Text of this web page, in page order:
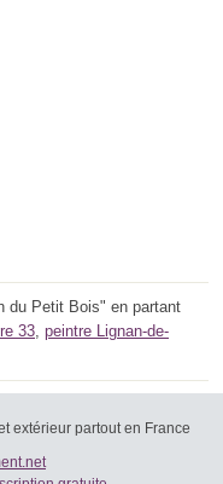
du Petit Bois" en partant
33, peintre Lignan-de-
extérieur partout en France